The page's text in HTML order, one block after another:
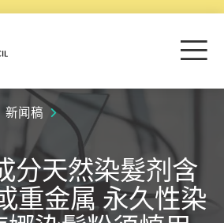
目
新闻稿
分天然染髮剂含
重金属 永久性染